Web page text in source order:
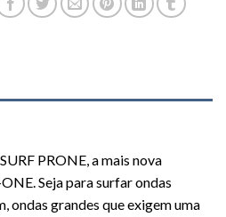
PRONE, a mais nova
Seja para surfar ondas
ondas grandes que exigem uma